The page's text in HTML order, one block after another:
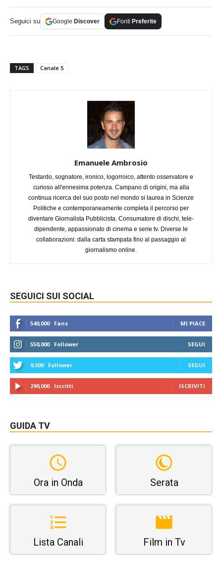
Seguici su Google Discover Fonti Preferite
TAGS Canale 5
Emanuele Ambrosio
Testardo, sognatore, ironico, logorroico, attento osservatore e
curioso all'ennesima potenza. Campano di origini, ma alla
continua ricerca del suo posto nel mondo si laurea in Scienze
Politiche e contemporaneamente completa il percorso per
diventare Giornalista Pubblicista. Consumatore di dischi, tele-
dipendente, appassionato di cinema e serie tv. Diverse le
collaborazioni: dalla carta stampata fino al passaggio al
giornalismo online.
SEGUICI SUI SOCIAL
540,000 Fans MI PIACE
550,000 Follower SEGUI
9,300 Follower SEGUI
290,000 Iscritti ISCRIVITI
GUIDA TV
Ora in Onda Serata
Lista Canali Film in Tv